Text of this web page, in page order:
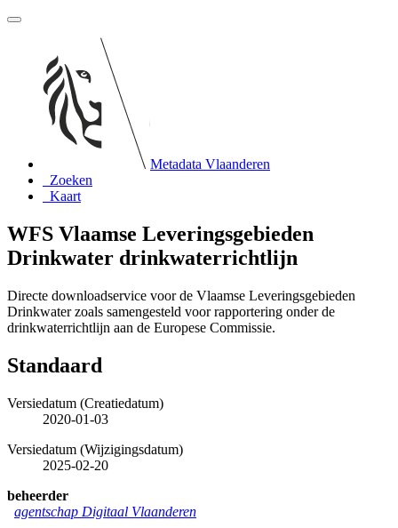
Metadata Vlaanderen
Zoeken
Kaart
WFS Vlaamse Leveringsgebieden
Drinkwater drinkwaterrichtlijn
Directe downloadservice voor de Vlaamse Leveringsgebieden
Drinkwater zoals samengesteld voor rapportering onder de
drinkwaterrichtlijn aan de Europese Commissie.
Standaard
Versiedatum (Creatiedatum)
2020-01-03
Versiedatum (Wijzigingsdatum)
2025-02-20
beheerder
agentschap Digitaal Vlaanderen